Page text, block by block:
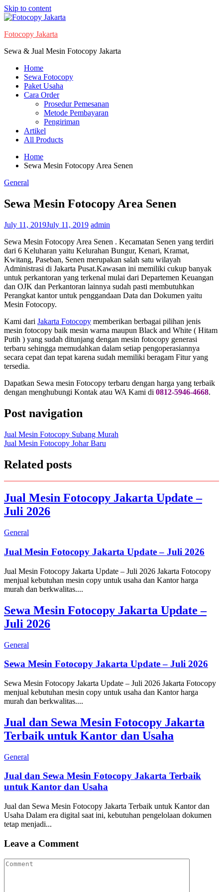
Skip to content
Fotocopy Jakarta
Sewa & Jual Mesin Fotocopy Jakarta
Home
Sewa Fotocopy
Paket Usaha
Cara Order
Prosedur Pemesanan
Metode Pembayaran
Pengiriman
Artikel
All Products
Home
Sewa Mesin Fotocopy Area Senen
General
Sewa Mesin Fotocopy Area Senen
July 11, 2019July 11, 2019 admin
Sewa Mesin Fotocopy Area Senen . Kecamatan Senen yang terdiri
dari 6 Keluharan yaitu Kelurahan Bungur, Kenari, Kramat,
Kwitang, Paseban, Senen merupakan salah satu wilayah
Administrasi di Jakarta Pusat.Kawasan ini memiliki cukup banyak
untuk perkantoran yang terkenal mulai dari Departemen Keuangan
dan OJK dan Perkantoran lainnya sudah pasti membutuhkan
Perangkat kantor untuk penggandaan Data dan Dokumen yaitu
Mesin Fotocopy.
Kami dari Jakarta Fotocopy memberikan berbagai pilihan jenis
mesin fotocopy baik mesin warna maupun Black and White ( Hitam
Putih ) yang sudah ditunjang dengan mesin fotocopy generasi
terbaru sehingga memudahkan dalam setiap pengoperasiannya
secara cepat dan tepat karena sudah memiliki beragam Fitur yang
tersedia.
Dapatkan Sewa mesin Fotocopy terbaru dengan harga yang terbaik
dengan menghubungi Kontak atau WA Kami di 0812-5946-4668.
Post navigation
Jual Mesin Fotocopy Subang Murah
Jual Mesin Fotocopy Johar Baru
Related posts
Jual Mesin Fotocopy Jakarta Update –
Juli 2026
General
Jual Mesin Fotocopy Jakarta Update – Juli 2026
Jual Mesin Fotocopy Jakarta Update – Juli 2026 Jakarta Fotocopy
menjual kebutuhan mesin copy untuk usaha dan Kantor harga
murah dan berkwalitas....
Sewa Mesin Fotocopy Jakarta Update –
Juli 2026
General
Sewa Mesin Fotocopy Jakarta Update – Juli 2026
Sewa Mesin Fotocopy Jakarta Update – Juli 2026 Jakarta Fotocopy
menjual kebutuhan mesin copy untuk usaha dan Kantor harga
murah dan berkwalitas....
Jual dan Sewa Mesin Fotocopy Jakarta
Terbaik untuk Kantor dan Usaha
General
Jual dan Sewa Mesin Fotocopy Jakarta Terbaik
untuk Kantor dan Usaha
Jual dan Sewa Mesin Fotocopy Jakarta Terbaik untuk Kantor dan
Usaha Dalam era digital saat ini, kebutuhan pengelolaan dokumen
tetap menjadi...
Leave a Comment